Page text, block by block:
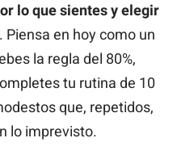
lo que sientes y elegir
. Piensa en hoy como un
la regla del 80%,
tu rutina de 10
que, repetidos,
lo imprevisto.